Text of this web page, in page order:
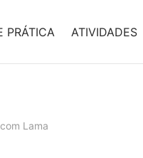
PRÁTICA ATIVIDADES
Lama